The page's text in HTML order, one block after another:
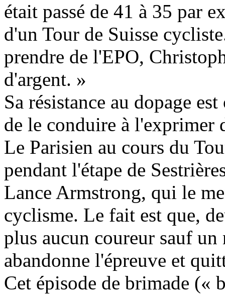
était passé de 41 à 35 par
d'un Tour de Suisse
prendre de l'EPO,
d'argent. »
Sa résistance au dopage
de le conduire à l'exprimer
Le Parisien au cours du
pendant l'étape de
Lance Armstrong, qui le
cyclisme. Le fait est que,
plus aucun coureur sauf
abandonne l'épreuve et
Cet épisode de brimade («